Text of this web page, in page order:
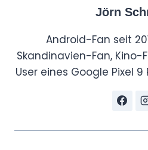
Jörn
Android-Fan seit
Skandinavien-Fan, Kino-
User eines Google Pixel 9